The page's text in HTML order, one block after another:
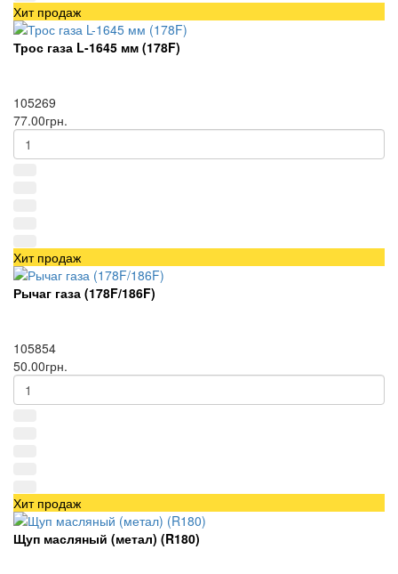
Хит продаж
Трос газа L-1645 мм (178F)
105269
77.00грн.
Хит продаж
Рычаг газа (178F/186F)
105854
50.00грн.
Хит продаж
Щуп масляный (метал) (R180)